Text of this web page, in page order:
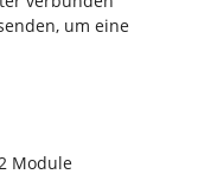
um eine
Module